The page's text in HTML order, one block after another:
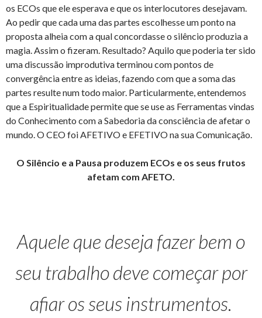
os ECOs que ele esperava e que os interlocutores desejavam.
Ao pedir que cada uma das partes escolhesse um ponto na
proposta alheia com a qual concordasse o silêncio produzia a
magia. Assim o fizeram. Resultado? Aquilo que poderia ter sido
uma discussão improdutiva terminou com pontos de
convergência entre as ideias, fazendo com que a soma das
partes resulte num todo maior. Particularmente, entendemos
que a Espiritualidade permite que se use as Ferramentas vindas
do Conhecimento com a Sabedoria da consciência de afetar o
mundo. O CEO foi AFETIVO e EFETIVO na sua Comunicação.
O Silêncio e a Pausa produzem ECOs e os seus frutos
afetam com AFETO.
Aquele que deseja fazer bem o
seu trabalho deve começar por
afiar os seus instrumentos.